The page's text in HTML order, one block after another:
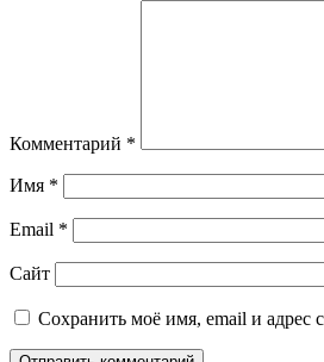
Комментарий *
Имя *
Email *
Сайт
Сохранить моё имя, email и адрес